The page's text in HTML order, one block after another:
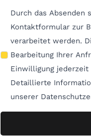
Durch das Absenden
Kontaktformular zur
verarbeitet werden.
Bearbeitung Ihrer Anfrage gelöscht.
Einwilligung
Detaillierte
unserer